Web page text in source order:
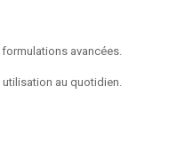
avancées.
au quotidien.